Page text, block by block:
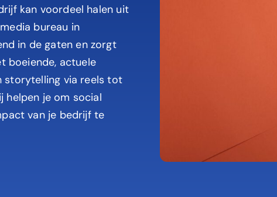
kan voordeel halen uit
bureau in
in de gaten en zorgt
boeiende, actuele
storytelling via reels tot
helpen je om social
van je bedrijf te